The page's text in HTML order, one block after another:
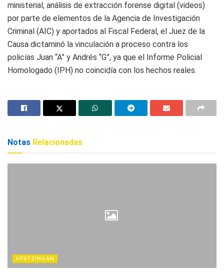
ministerial, análisis de extracción forense digital (videos)
por parte de elementos de la Agencia de Investigación
Criminal (AIC) y aportados al Fiscal Federal, el Juez de la
Causa dictaminó la vinculación a proceso contra los
policías Juan “A” y Andrés “G”, ya que el Informe Policial
Homologado (IPH) no coincidía con los hechos reales.
Notas Relacionadas
APATZINGÁN